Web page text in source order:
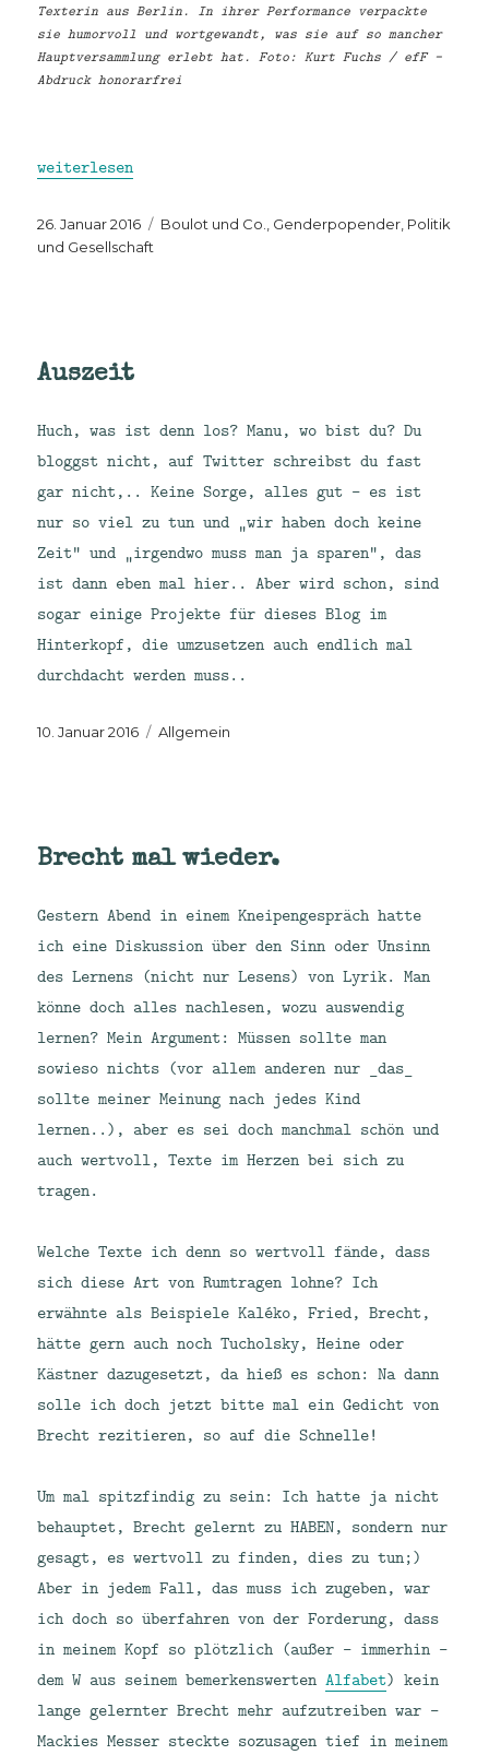
Texterin aus Berlin. In ihrer Performance verpackte
sie humorvoll und wortgewandt, was sie auf so mancher
Hauptversammlung erlebt hat. Foto: Kurt Fuchs / efF –
Abdruck honorarfrei
„Ruck und Röcke beim 4. efF-Neujahrsempfang“
weiterlesen
Veröffentlicht
am
26. Januar 2016 Kategorien
Boulot und Co. Genderpopender Politik
und Gesellschaft
Auszeit
Huch, was ist denn los? Manu, wo bist du? Du
bloggst nicht, auf Twitter schreibst du fast
gar nicht,.. Keine Sorge, alles gut – es ist
nur so viel zu tun und „wir haben doch keine
Zeit“ und „irgendwo muss man ja sparen“, das
ist dann eben mal hier.. Aber wird schon, sind
sogar einige Projekte für dieses Blog im
Hinterkopf, die umzusetzen auch endlich mal
durchdacht werden muss..
Veröffentlicht
10. Januar 2016 Kategorien
Allgemein
Brecht mal wieder.
Gestern Abend in einem Kneipengespräch hatte
ich eine Diskussion über den Sinn oder Unsinn
des Lernens (nicht nur Lesens) von Lyrik. Man
könne doch alles nachlesen, wozu auswendig
lernen? Mein Argument: Müssen sollte man
sowieso nichts (vor allem anderen nur _das_
sollte meiner Meinung nach jedes Kind
lernen..), aber es sei doch manchmal schön und
auch wertvoll, Texte im Herzen bei sich zu
tragen.
Welche Texte ich denn so wertvoll fände, dass
sich diese Art von Rumtragen lohne? Ich
erwähnte als Beispiele Kaléko, Fried, Brecht,
hätte gern auch noch Tucholsky, Heine oder
Kästner dazugesetzt, da hieß es schon: Na dann
solle ich doch jetzt bitte mal ein Gedicht von
Brecht rezitieren, so auf die Schnelle!
Um mal spitzfindig zu sein: Ich hatte ja nicht
behauptet, Brecht gelernt zu HABEN, sondern nur
gesagt, es wertvoll zu finden, dies zu tun;)
Aber in jedem Fall, das muss ich zugeben, war
ich doch so überfahren von der Forderung, dass
in meinem Kopf so plötzlich (außer – immerhin –
dem W aus seinem bemerkenswertenAlfabet) kein
lange gelernter Brecht mehr aufzutreiben war –
Mackies Messer steckte sozusagen tief in meinem